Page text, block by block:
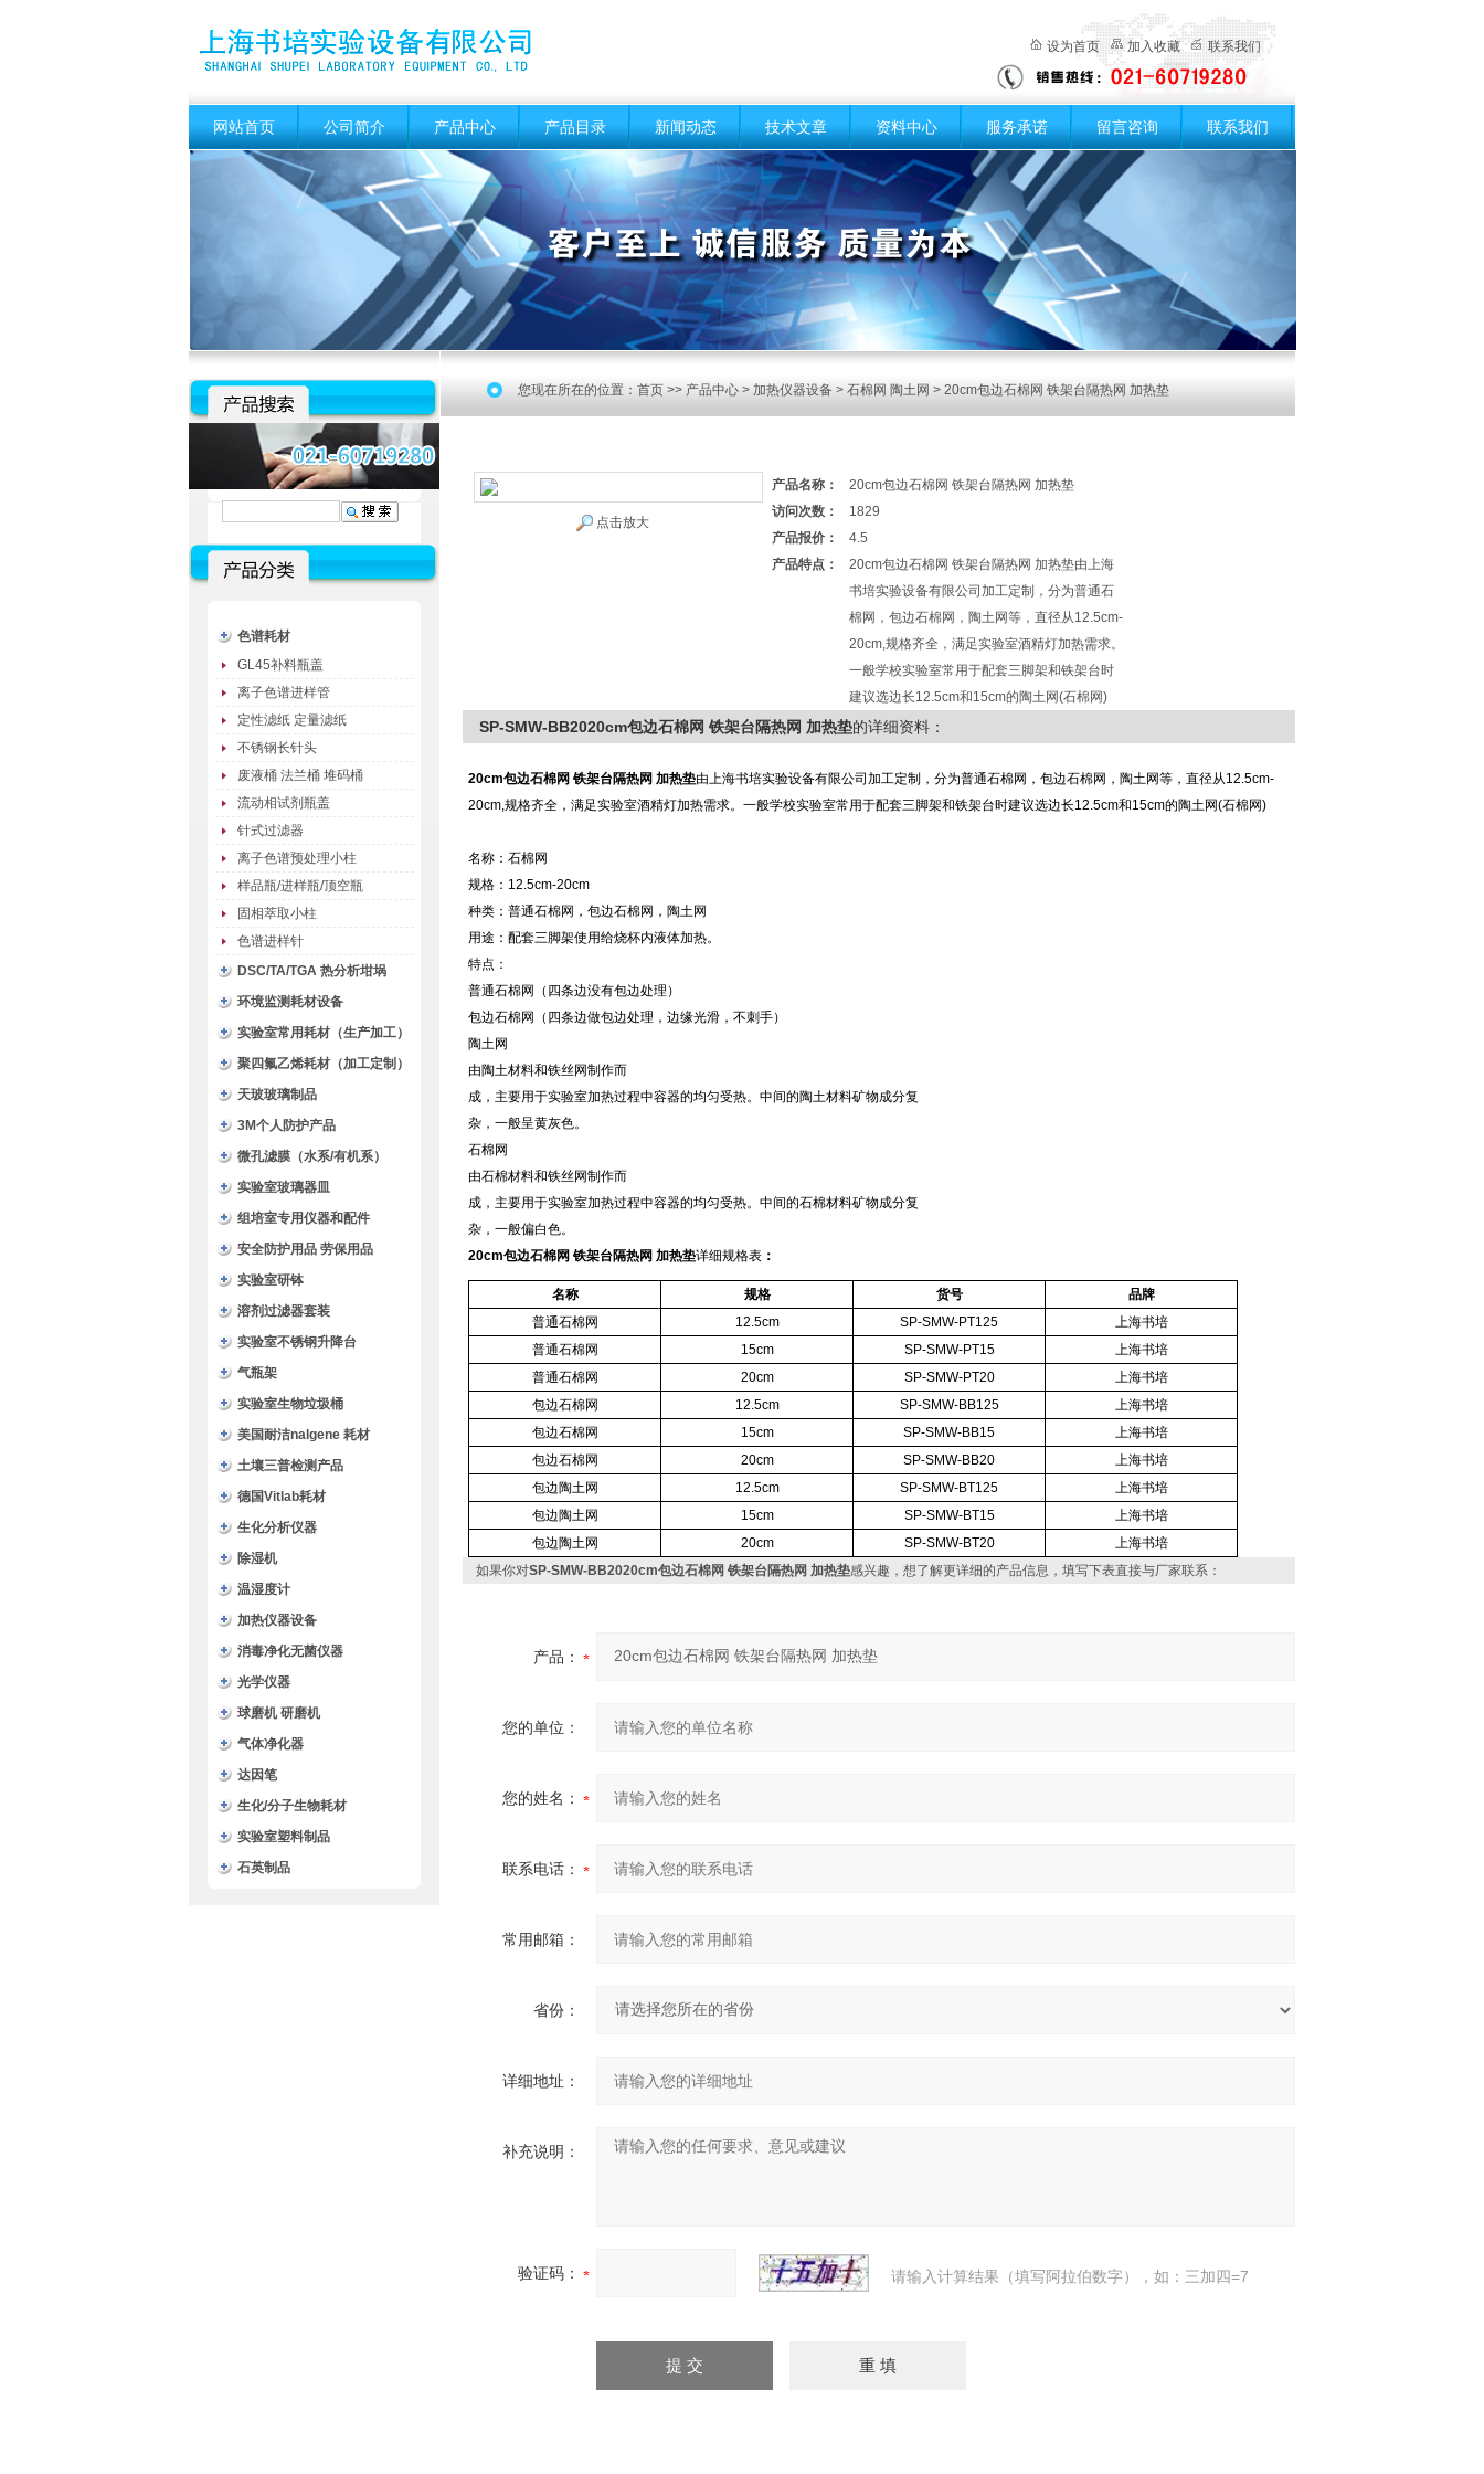
设为首页 加入收藏 联系我们
网站首页 公司简介 产品中心 产品目录 新闻动态 技术文章 资料中心 服务承诺 留言咨询 联系我们
色谱耗材
GL45补料瓶盖
离子色谱进样管
定性滤纸 定量滤纸
不锈钢长针头
废液桶 法兰桶 堆码桶
流动相试剂瓶盖
针式过滤器
离子色谱预处理小柱
样品瓶/进样瓶/顶空瓶
固相萃取小柱
色谱进样针
DSC/TA/TGA 热分析坩埚
环境监测耗材设备
实验室常用耗材（生产加工）
聚四氟乙烯耗材（加工定制）
天玻玻璃制品
3M个人防护产品
微孔滤膜（水系/有机系）
实验室玻璃器皿
组培室专用仪器和配件
安全防护用品 劳保用品
实验室研钵
溶剂过滤器套装
实验室不锈钢升降台
气瓶架
实验室生物垃圾桶
美国耐洁nalgene 耗材
土壤三普检测产品
德国Vitlab耗材
生化分析仪器
除湿机
温湿度计
加热仪器设备
消毒净化无菌仪器
光学仪器
球磨机 研磨机
气体净化器
达因笔
生化/分子生物耗材
实验室塑料制品
石英制品
您现在所在的位置： 首页 >> 产品中心 > 加热仪器设备 > 石棉网 陶土网 > 20cm包边石棉网 铁架台隔热网 加热垫
点击放大
产品名称：
20cm包边石棉网 铁架台隔热网 加热垫
访问次数：
1829
产品报价：
4.5
产品特点：
20cm包边石棉网 铁架台隔热网 加热垫由上海
书培实验设备有限公司加工定制，分为普通石
棉网，包边石棉网，陶土网等，直径从12.5cm-
20cm,规格齐全，满足实验室酒精灯加热需求。
一般学校实验室常用于配套三脚架和铁架台时
建议选边长12.5cm和15cm的陶土网(石棉网)
SP-SMW-BB2020cm包边石棉网 铁架台隔热网 加热垫的详细资料：
20cm包边石棉网 铁架台隔热网 加热垫由上海书培实验设备有限公司加工定制，分为普通石棉网，包边石棉网，陶土网等，直径从12.5cm-
20cm,规格齐全，满足实验室酒精灯加热需求。一般学校实验室常用于配套三脚架和铁架台时建议选边长12.5cm和15cm的陶土网(石棉网)
名称：石棉网
规格：12.5cm-20cm
种类：普通石棉网，包边石棉网，陶土网
用途：配套三脚架使用给烧杯内液体加热。
特点：
普通石棉网（四条边没有包边处理）
包边石棉网（四条边做包边处理，边缘光滑，不刺手）
陶土网
由陶土材料和铁丝网制作而
成，主要用于实验室加热过程中容器的均匀受热。中间的陶土材料矿物成分复
杂，一般呈黄灰色。
石棉网
由石棉材料和铁丝网制作而
成，主要用于实验室加热过程中容器的均匀受热。中间的石棉材料矿物成分复
杂，一般偏白色。
20cm包边石棉网 铁架台隔热网 加热垫详细规格表 ：
名称 规格 货号
品牌
普通石棉网
12.5cm SP-SMW-PT125
上海书培
普通石棉网
15cm SP-SMW-PT15
上海书培
普通石棉网
20cm SP-SMW-PT20
上海书培
包边石棉网
12.5cm SP-SMW-BB125
上海书培
包边石棉网
15cm SP-SMW-BB15
上海书培
包边石棉网
20cm SP-SMW-BB20
上海书培
包边陶土网
12.5cm SP-SMW-BT125
上海书培
包边陶土网
15cm SP-SMW-BT15
上海书培
包边陶土网
20cm SP-SMW-BT20
上海书培
如果你对SP-SMW-BB2020cm包边石棉网 铁架台隔热网 加热垫感兴趣，想了解更详细的产品信息，填写下表直接与厂家联系：
产品：
您的单位：
您的姓名：
联系电话：
常用邮箱：
省份：
详细地址：
补充说明：
验证码： 请输入计算结果（填写阿拉伯数字），如：三加四=7